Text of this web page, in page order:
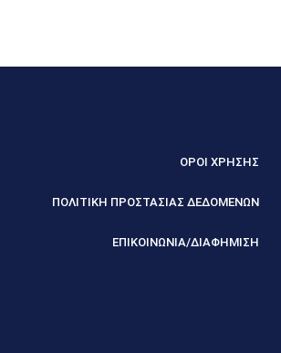
ΟΡΟΙ ΧΡΗΣΗΣ
ΠΟΛΙΤΙΚΗ ΠΡΟΣΤΑΣΙΑΣ ΔΕΔΟΜΕΝΩΝ
ΕΠΙΚΟΙΝΩΝΙΑ/ΔΙΑΦΗΜΙΣΗ